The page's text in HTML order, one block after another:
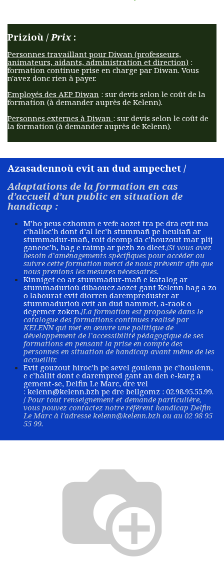
Prizioù /Prix:
Personnes travaillant pour Diwan (professeurs,
animateurs, aidants, administration et direction) :
formation continue prise en charge par Diwan. Vous
n'avez donc rien à payer.
Employés des AEP Diwan : sur devis selon le coût de la
formation (à demander auprès de Kelenn).
Personnes externes à Diwan : sur devis selon le coût de
la formation (à demander auprès de Kelenn).​
Azasadennoù evit an dud ampechet /
Adaptations de la formation en cas
d’accueil d’un public en situation de
handicap :
M’ho peus ezhomm e vefe aozet tra pe dra evit ma
c’halloc’h dont d’al lec’h stummañ pe heuliañ ar
stummadur-mañ, roit deomp da c’houzout mar plij
ganeoc’h, hag e raimp ar pezh zo dleet./Si vous avez
besoin d’aménagements spécifiques pour accéder ou
suivre cette formation merci de nous prévenir afin que
nous prenions les mesures nécessaires.
Kinniget eo ar stummadur-mañ e katalog ar
stummadurioù dibaouez aozet gant Kelenn hag a zo
o labourat evit diorren darempreduster ar
stummadurioù evit an dud nammet, a-raok o
degemer zoken./La formation est proposée dans le
catalogue des formations continues realisé par
KELENN qui met en œuvre une politique de
développement de l’accessibilité pédagogique de ses
formations en pensant la prise en compte des
personnes en situation de handicap avant même de les
accueillir.
Evit gouzout hiroc’h pe sevel goulenn pe c’houlenn,
e c’hallit dont e darempred gant an den e-karg a
gement-se, Delfin Le Marc, dre vel
:kelenn@kelenn.bzh pe dre bellgomz : 02.98.95.55.99.
/Pour tout renseignement et demande particulière,
vous pouvez contactez notre référent handicap Delfin
Le Marc à l'adresse kelenn@kelenn.bzh ou au 02 98 95
55 99.